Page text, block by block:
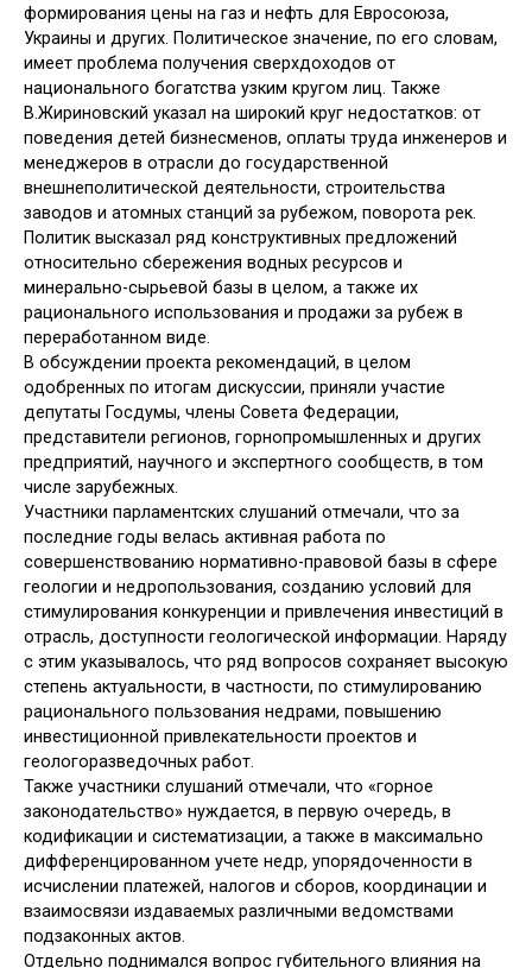
формирования цены на газ и нефть для Евросоюза,
Украины и других. Политическое значение, по его словам,
имеет проблема получения сверхдоходов от
национального богатства узким кругом лиц. Также
В.Жириновский указал на широкий круг недостатков: от
поведения детей бизнесменов, оплаты труда инженеров и
менеджеров в отрасли до государственной
внешнеполитической деятельности, строительства
заводов и атомных станций за рубежом, поворота рек.
Политик высказал ряд конструктивных предложений
относительно сбережения водных ресурсов и
минерально-сырьевой базы в целом, а также их
рационального использования и продажи за рубеж в
переработанном виде.
В обсуждении проекта рекомендаций, в целом
одобренных по итогам дискуссии, приняли участие
депутаты Госдумы, члены Совета Федерации,
представители регионов, горнопромышленных и других
предприятий, научного и экспертного сообществ, в том
числе зарубежных.
Участники парламентских слушаний отмечали, что за
последние годы велась активная работа по
совершенствованию нормативно-правовой базы в сфере
геологии и недропользования, созданию условий для
стимулирования конкуренции и привлечения инвестиций в
отрасль, доступности геологической информации. Наряду
с этим указывалось, что ряд вопросов сохраняет высокую
степень актуальности, в частности, по стимулированию
рационального пользования недрами, повышению
инвестиционной привлекательности проектов и
геологоразведочных работ.
Также участники слушаний отмечали, что «горное
законодательство» нуждается, в первую очередь, в
кодификации и систематизации, а также в максимально
дифференцированном учете недр, упорядоченности в
исчислении платежей, налогов и сборов, координации и
взаимосвязи издаваемых различными ведомствами
подзаконных актов.
Отдельно поднимался вопрос губительного влияния на